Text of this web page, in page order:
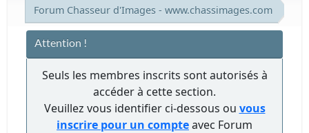
Forum Chasseur d'Images - www.chassimages.com
Attention !
Seuls les membres inscrits sont autorisés à
accéder à cette section.
Veuillez vous identifier ci-dessous ou vous
inscrire pour un compteavec Forum